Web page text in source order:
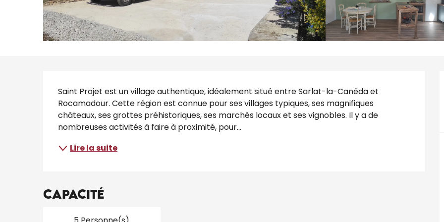
Saint Projet est un village authentique, idéalement situé entre Sarlat-la-Canéda et
Rocamadour. Cette région est connue pour ses villages typiques, ses magnifiques
châteaux, ses grottes préhistoriques, ses marchés locaux et ses vignobles. Il y a de
nombreuses activités à faire à proximité, pour...
Lire la suite
Capacité